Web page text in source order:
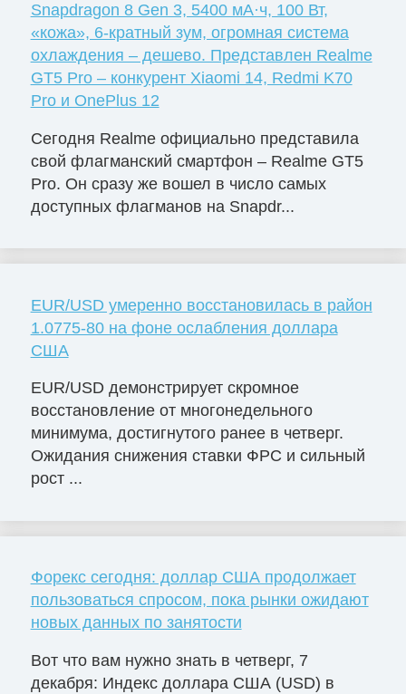
Snapdragon 8 Gen 3, 5400 мА·ч, 100 Вт,
«кожа», 6-кратный зум, огромная система
охлаждения – дешево. Представлен Realme
GT5 Pro – конкурент Xiaomi 14, Redmi K70
Pro и OnePlus 12
Сегодня Realme официально представила
свой флагманский смартфон – Realme GT5
Pro. Он сразу же вошел в число самых
доступных флагманов на Snapdr...
EUR/USD умеренно восстановилась в район
1.0775-80 на фоне ослабления доллара
США
EUR/USD демонстрирует скромное
восстановление от многонедельного
минимума, достигнутого ранее в четверг.
Ожидания снижения ставки ФРС и сильный
рост ...
Форекс сегодня: доллар США продолжает
пользоваться спросом, пока рынки ожидают
новых данных по занятости
Вот что вам нужно знать в четверг, 7
декабря: Индекс доллара США (USD) в